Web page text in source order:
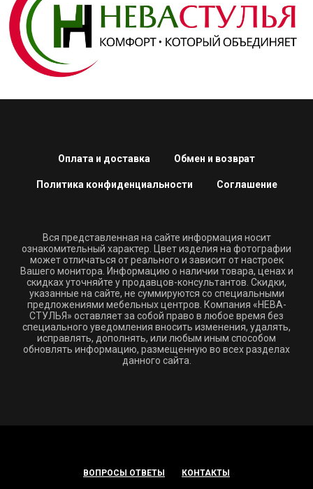
Оплата и доставка Обмен и возврат
Политика конфиденциальности Соглашение
Вся представленная на сайте информация носит
ознакомительный характер. Цвет изделия на фотографии
может отличаться от реального и зависит от настроек
Вашего монитора. Информацию о наличии товара, ценах и
скидках уточняйте у продавцов-консультантов. Скидки,
указанные на сайте, не суммируются со специальными
предложениями мебельных центров. Компания «НЕВА-
СТУЛЬЯ» оставляет за собой право в любое время без
специального уведомления вносить изменения, удалять,
исправлять, дополнять, или любым иным способом
обновлять информацию, размещенную во всех разделах
данного сайта.
ВОПРОСЫ ОТВЕТЫ КОНТАКТЫ